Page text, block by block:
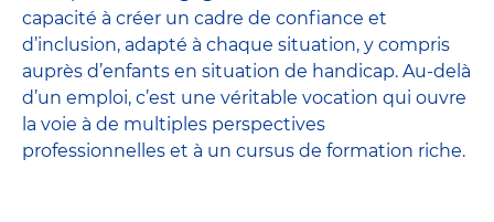
capacité à créer un cadre de confiance et
d’inclusion, adapté à chaque situation, y compris
auprès d’enfants en situation de handicap. Au-delà
d’un emploi, c’est une véritable vocation qui ouvre
la voie à de multiples perspectives
professionnelles et à un cursus de formation riche.